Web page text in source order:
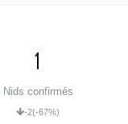
1
Nids confirmés
-2(-67%)